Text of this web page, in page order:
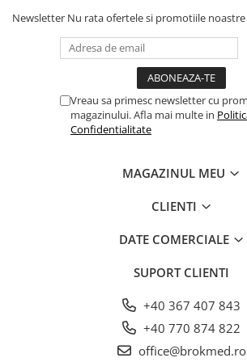
Imprimantă externă
Baterie reîncărcabilă
Stație de încărcare
Newsletter Nu rata ofertele si promotiile noastre
Vreau sa primesc newsletter cu
magazinului. Afla mai multe in
Confidentialitate
MAGAZINUL MEU
CLIENTI
DATE COMERCIALE
SUPORT CLIENTI
+40 367 407 843
+40 770 874 822
office@brokmed.ro